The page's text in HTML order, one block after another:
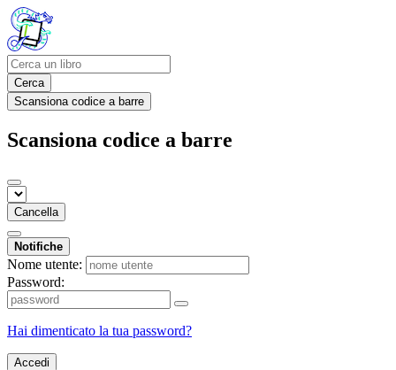
Cerca
Scansiona codice a barre
Scansiona codice a barre
Cancella
Notifiche
Nome utente:
Password:
Hai dimenticato la tua password?
Accedi